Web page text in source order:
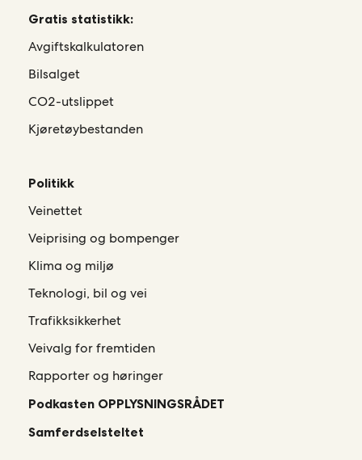
Gratis statistikk:
Avgiftskalkulatoren
Bilsalget
CO2-utslippet
Kjøretøybestanden
Politikk
Veinettet
Veiprising og bompenger
Klima og miljø
Teknologi, bil og vei
Trafikksikkerhet
Veivalg for fremtiden
Rapporter og høringer
Podkasten OPPLYSNINGSRÅDET
Samferdselsteltet